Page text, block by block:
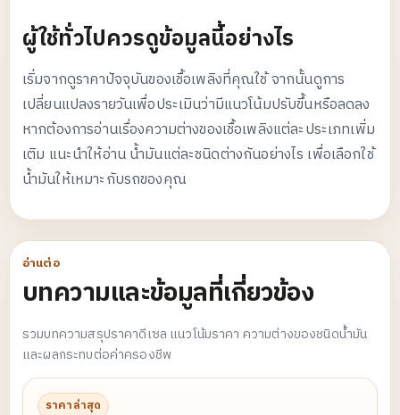
ผู้ใช้ทั่วไปควรดูข้อมูลนี้อย่างไร
เริ่มจากดูราคาปัจจุบันของเชื้อเพลิงที่คุณใช้ จากนั้นดูการ
เปลี่ยนแปลงรายวันเพื่อประเมินว่ามีแนวโน้มปรับขึ้นหรือลดลง
หากต้องการอ่านเรื่องความต่างของเชื้อเพลิงแต่ละประเภทเพิ่ม
เติม แนะนำให้อ่านน้ำมันแต่ละชนิดต่างกันอย่างไร เพื่อเลือกใช้
น้ำมันให้เหมาะกับรถของคุณ
อ่านต่อ
บทความและข้อมูลที่เกี่ยวข้อง
รวมบทความสรุปราคาดีเซล แนวโน้มราคา ความต่างของชนิดน้ำมัน
และผลกระทบต่อค่าครองชีพ
ราคาล่าสุด